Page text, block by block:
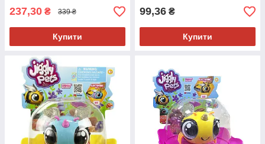
237,30 ₴ 339 ₴
Купити
99,36 ₴
Купити